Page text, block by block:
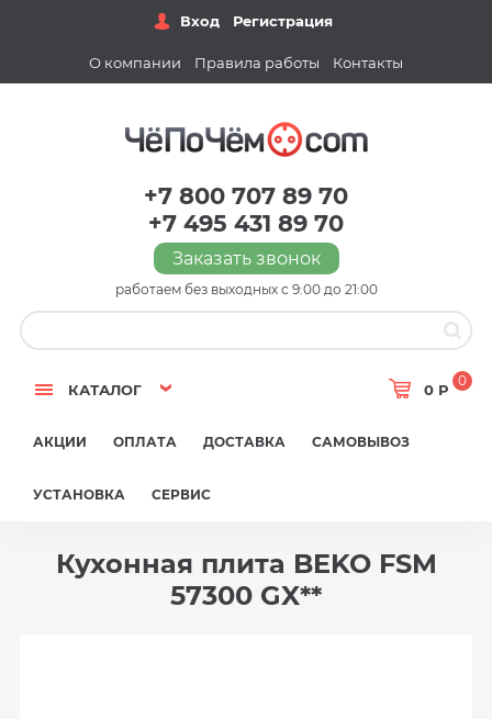
Вход Регистрация
О компании Правила работы Контакты
+7 800 707 89 70
+7 495 431 89 70
Заказать звонок
работаем без выходных с 9:00 до 21:00
КАТАЛОГ 0 Р
0
АКЦИИ ОПЛАТА ДОСТАВКА САМОВЫВОЗ
УСТАНОВКА СЕРВИС
Кухонная плита BEKO FSM
57300 GX**